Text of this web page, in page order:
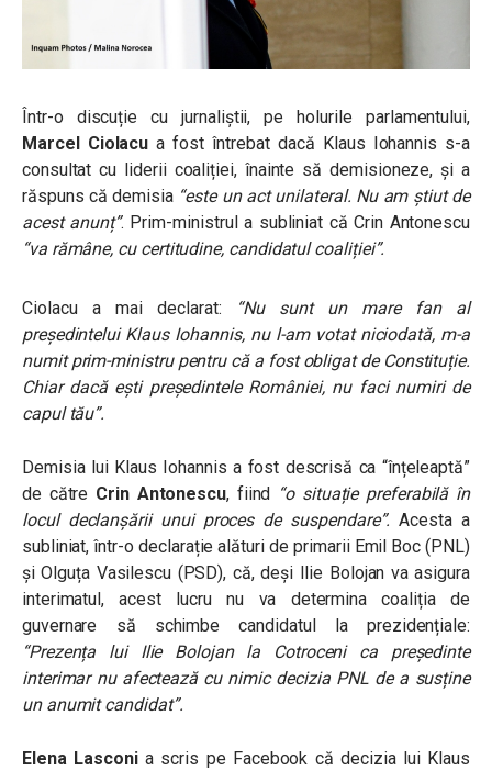
Într-o discuție cu jurnaliștii, pe holurile parlamentului,
Marcel Ciolacu a fost întrebat dacă Klaus Iohannis s-a
consultat cu liderii coaliției, înainte să demisioneze, și a
răspuns că demisia“este un act unilateral. Nu am știut de
acest anunț”. Prim-ministrul a subliniat că Crin Antonescu
“va rămâne, cu certitudine, candidatul coaliției”.
Ciolacu a mai declarat:
“Nu sunt un mare fan al
președintelui Klaus Iohannis, nu l-am votat niciodată, m-a
numit prim-ministru pentru că a fost obligat de Constituție.
Chiar dacă ești președintele României, nu faci numiri de
capul tău”.
Demisia lui Klaus Iohannis a fost descrisă ca “înțeleaptă”
de către Crin Antonescu, fiind
“o situație preferabilă în
locul declanșării unui proces de suspendare”.Acesta a
subliniat, într-o declarație alături de primarii Emil Boc (PNL)
și Olguța Vasilescu (PSD), că, deși Ilie Bolojan va asigura
interimatul, acest lucru nu va determina coaliția de
guvernare să schimbe candidatul la prezidențiale:
“Prezența lui Ilie Bolojan la Cotroceni ca președinte
interimar nu afectează cu nimic decizia PNL de a susține
un anumit candidat”.
Elena Lasconia scris pe Facebook că decizia lui Klaus